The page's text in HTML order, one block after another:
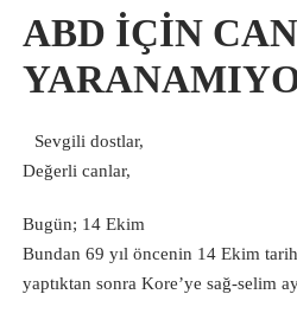
ABD İÇİN
Sevgili dostlar,
Değerli canlar,
Bugün; 14 Ekim
Bundan 69 yıl öncenin 14 Ekim
yaptıktan sonra Kore’ye sağ-selim